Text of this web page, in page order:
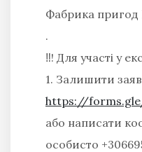
Фабрика пригод
.
‼️! Для участі у
1. Залишити
https://
або написати
особисто